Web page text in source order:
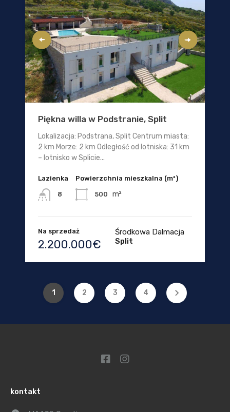
Piękna willa w Podstranie, Split
Lokalizacja: Podstrana, Split Centrum miasta:
2 km Morze: 2 km Odległość od lotniska: 31 km
– lotnisko w Splicie...
Lazienka
8
Powierzchnia mieszkalna (m²)
500 m²
Na sprzedaż
2.200.000€
Środkowa Dalmacja
Split
1 2 3 4
kontakt